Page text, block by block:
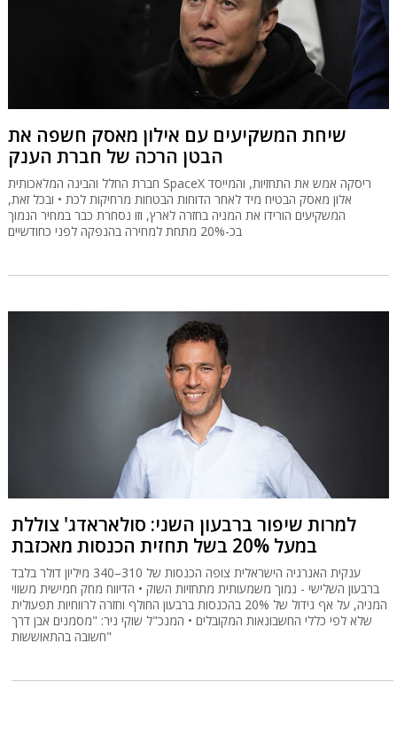
שיחת המשקיעים עם אילון מאסק חשפה את
הבטן הרכה של חברת הענק
חברת החלל והבינה המלאכותית SpaceX ריסקה אמש את התחזיות, והמייסד
אלון מאסק הבטיח מיד לאחר הדוחות הבטחות מרחיקות לכת • ובכל זאת,
המשקיעים הורידו את המניה בחזרה לארץ, וזו נסחרת כבר במחיר הנמוך
בכ-20% מתחת למחירה בהנפקה לפני כחודשיים
למרות שיפור ברבעון השני: סולאראדג' צוללת
במעל 20% בשל תחזית הכנסות מאכזבת
ענקית האנרגיה הישראלית צופה הכנסות של 310–340 מיליון דולר בלבד
ברבעון השלישי - נמוך משמעותית מתחזיות השוק • הדיווח מחק חמישית משווי
המניה, על אף גידול של 20% בהכנסות ברבעון החולף וחזרה לרווחיות תפעולית
שלא לפי כללי החשבונאות המקובלים • המנכ"ל שוקי ניר: "מסמנים אבן דרך
חשובה בהתאוששות"